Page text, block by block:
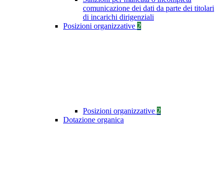
comunicazione dei dati da parte dei titolari
di incarichi dirigenziali
Posizioni organizzative 2
Posizioni organizzative 2
Dotazione organica